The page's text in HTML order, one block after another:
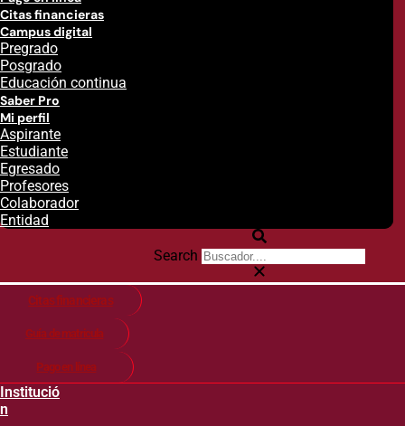
Citas financieras
Campus digital
Pregrado
Posgrado
Educación continua
Saber Pro
Mi perfil
Aspirante
Estudiante
Egresado
Profesores
Colaborador
Entidad
Search
Citas financieras
Guía de matricula
Pago en línea
Institució
n